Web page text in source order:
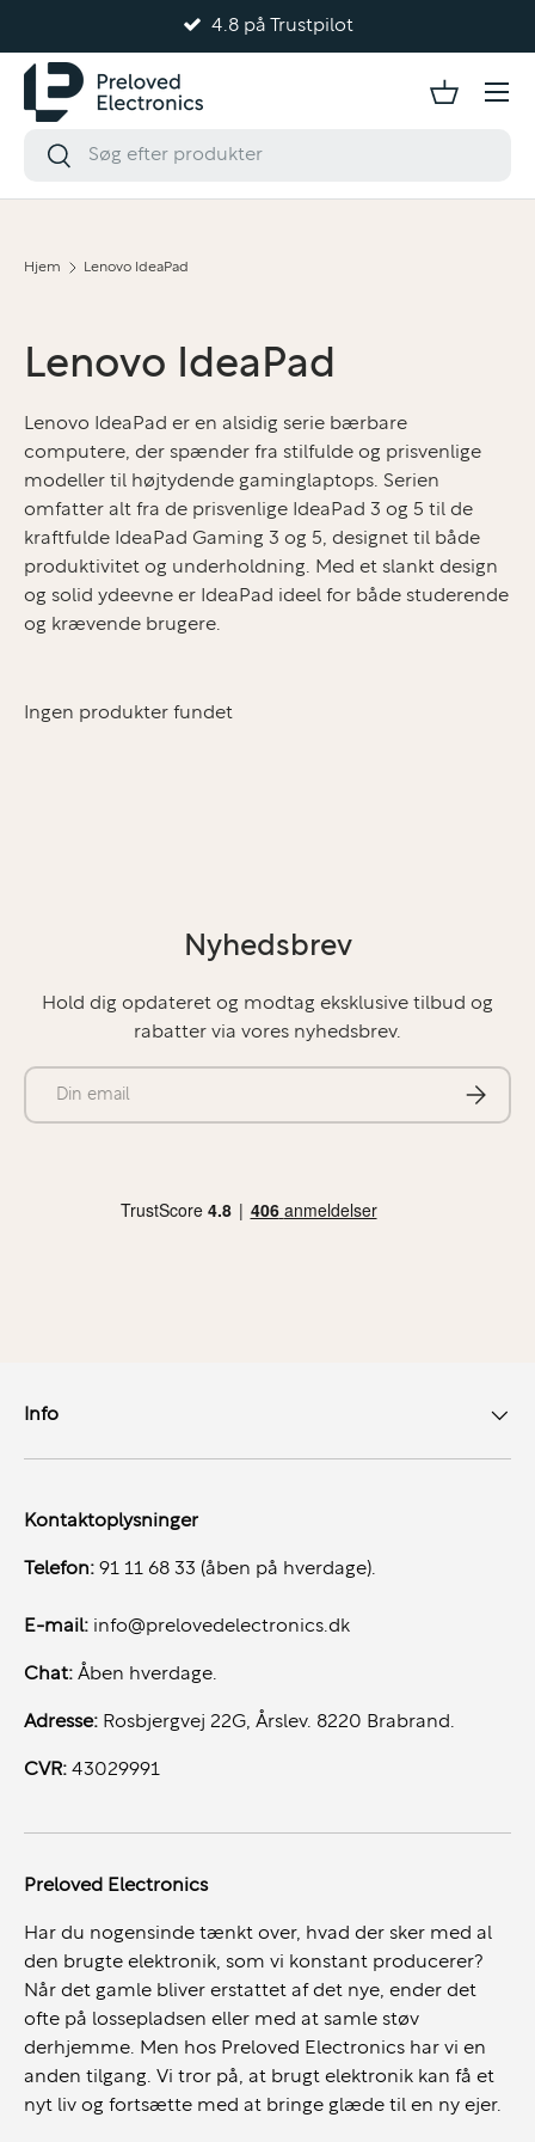
4.8 på Trustpilot
Hjem Lenovo IdeaPad
Lenovo IdeaPad
Lenovo IdeaPad er en alsidig serie bærbare
computere, der spænder fra stilfulde og prisvenlige
modeller til højtydende gaminglaptops. Serien
omfatter alt fra de prisvenlige IdeaPad 3 og 5 til de
kraftfulde IdeaPad Gaming 3 og 5, designet til både
produktivitet og underholdning. Med et slankt design
og solid ydeevne er IdeaPad ideel for både studerende
og krævende brugere.
Ingen produkter fundet
Nyhedsbrev
Hold dig opdateret og modtag eksklusive tilbud og
rabatter via vores nyhedsbrev.
E-mail
Abonner
Info
Kontaktoplysninger
Telefon: 91 11 68 33 (åben på hverdage).
E-mail: info@prelovedelectronics.dk
Chat: Åben hverdage.
Adresse: Rosbjergvej 22G, Årslev. 8220 Brabrand.
CVR: 43029991
Preloved Electronics
Har du nogensinde tænkt over, hvad der sker med al
den brugte elektronik, som vi konstant producerer?
Når det gamle bliver erstattet af det nye, ender det
ofte på lossepladsen eller med at samle støv
derhjemme. Men hos Preloved Electronics har vi en
anden tilgang. Vi tror på, at brugt elektronik kan få et
nyt liv og fortsætte med at bringe glæde til en ny ejer.